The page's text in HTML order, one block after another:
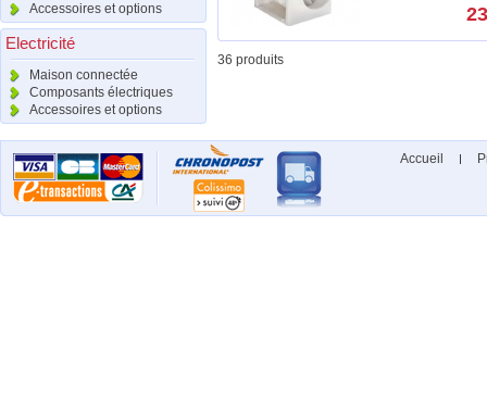
Accessoires et options
Electricité
Maison connectée
Composants électriques
Accessoires et options
36 produits
Accueil